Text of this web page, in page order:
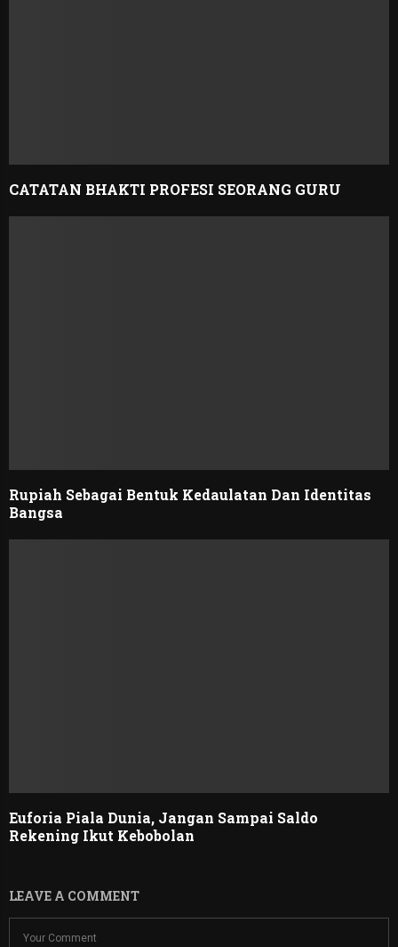
CATATAN BHAKTI PROFESI SEORANG GURU
Rupiah Sebagai Bentuk Kedaulatan Dan Identitas
Bangsa
Euforia Piala Dunia, Jangan Sampai Saldo
Rekening Ikut Kebobolan
LEAVE A COMMENT